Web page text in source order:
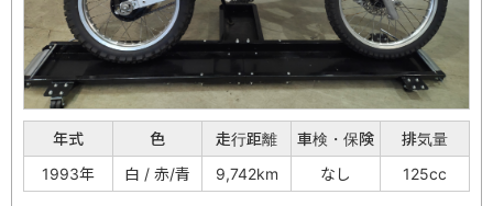
年式 色 走行距離 車検・保険
排気量
1993年
白 / 赤/青 9,742km なし 125cc